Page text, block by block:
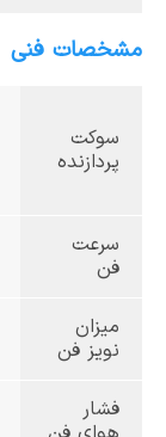
مشخصات فنی
سوکت
پردازنده
سرعت
فن
میزان
نویز فن
فشار